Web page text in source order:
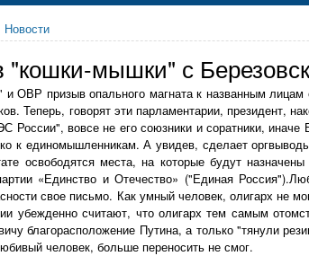
Новости
"кошки-мышки" с
ОВР призыв опального магната к названным
Теперь, говорят эти парламентарии, президент,
России", вовсе не его союзники и соратники,
к единомышленникам. А увидев, сделает
освободятся места, на которые будут
«Единство и Отечество» ("Единая
свое письмо. Как умный человек, олигарх не
убежденно считают, что олигарх тем самым
благорасположение Путина, а только "тянули
человек, больше переносить не смог.